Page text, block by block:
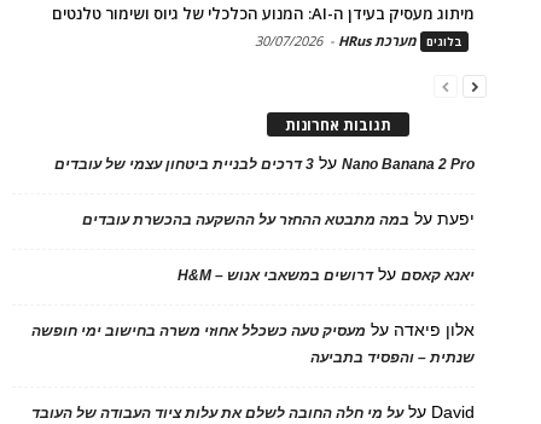
מיתוג מעסיק בעידן ה-AI: המנוע הכלכלי של גיוס ושימור טלנטים
בלוגים מערכת HRus -
30/07/2026
תגובות אחרונות
Nano Banana 2 Proעל 3 דרכים לבניית ביטחון עצמי של עובדים
יפעתעל במה מתבטא ההחזר על ההשקעה בהכשרת עובדים
יאנא קאסםעלדרושים במשאבי אנוש – H&M
אלון פיאדה על מעסיק טעה כשכלל אחוזי משרה בחישוב ימי חופשה
שנתית – והפסיד בתביעה
David עלעל מי חלה החובה לשלם את עלות ציוד העבודה של העובד